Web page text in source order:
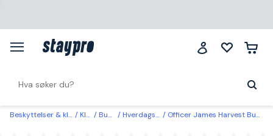
Beskyttelser & klær Klær Bukser Hverdagsbukser Officer James Harvest Bukse Lyseblå Lyseblå